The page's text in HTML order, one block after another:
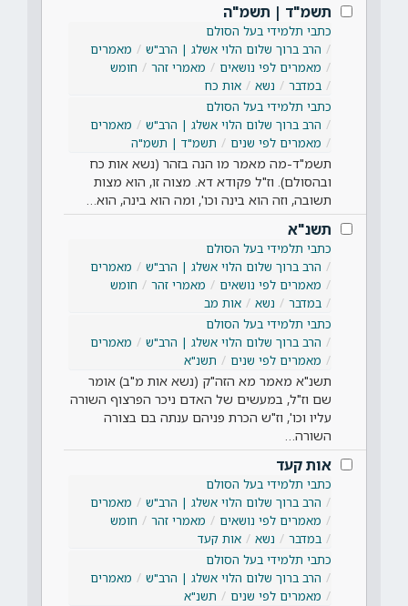
תשמ"ד | תשמ"ה
כתבי תלמידי בעל הסולם
הרב ברוך שלום הלוי אשלג | הרב"ש
מאמרים
מאמרים לפי נושאים
מאמרי זהר
חומש
במדבר
נשא
אות כח
כתבי תלמידי בעל הסולם
הרב ברוך שלום הלוי אשלג | הרב"ש
מאמרים
מאמרים לפי שנים
תשמ"ד | תשמ"ה
תשמ"ד-מה מאמר מו הנה בזהר (נשא אות כח
ובהסולם). וז"ל פקודא דא. מצוה זו, הוא מצות
תשובה, וזה הוא בינה וכו', ומה הוא בינה, הוא…
תשנ"א
כתבי תלמידי בעל הסולם
הרב ברוך שלום הלוי אשלג | הרב"ש
מאמרים
מאמרים לפי נושאים
מאמרי זהר
חומש
במדבר
נשא
אות מב
כתבי תלמידי בעל הסולם
הרב ברוך שלום הלוי אשלג | הרב"ש
מאמרים
מאמרים לפי שנים
תשנ"א
תשנ"א מאמר מא הזה"ק (נשא אות מ"ב) אומר
שם וז"ל, במעשים של האדם ניכר הפרצוף השורה
עליו וכו', וז"ש הכרת פניהם ענתה בם בצורה
השורה…
אות קעד
כתבי תלמידי בעל הסולם
הרב ברוך שלום הלוי אשלג | הרב"ש
מאמרים
מאמרים לפי נושאים
מאמרי זהר
חומש
במדבר
נשא
אות קעד
כתבי תלמידי בעל הסולם
הרב ברוך שלום הלוי אשלג | הרב"ש
מאמרים
מאמרים לפי שנים
תשנ"א